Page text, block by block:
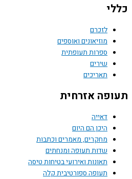
לזכרם
מוזיאונים ואוספים
ספרות תעופתית
שירים
תאריכים
אזרחית
דאייה
היכן הם היום
מחקרים, מאמרים וכתבות
שדות תעופה ומנחתים
תאונות ואירועי בטיחות טיסה
תעופה ספורטיבית קלה